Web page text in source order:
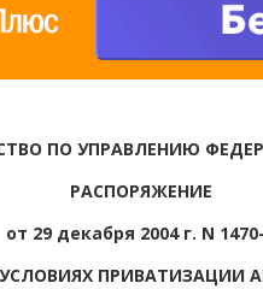
ПО УПРАВЛЕНИЮ
РАСПОРЯЖЕНИЕ
от 29 декабря 2004 г. N
ПРИВАТИЗАЦИИ